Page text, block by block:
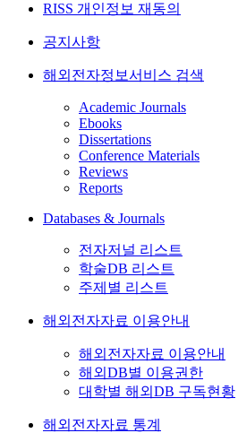
RISS 개인정보 재동의
공지사항
해외전자정보서비스 검색
Academic Journals
Ebooks
Dissertations
Conference Materials
Reviews
Reports
Databases & Journals
전자저널 리스트
학술DB 리스트
주제별 리스트
해외전자자료 이용안내
해외전자자료 이용안내
해외DB별 이용권한
대학별 해외DB 구독현황
해외전자자료 통계